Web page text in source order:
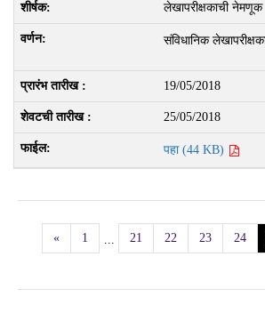
लेखापरीक्षकाची नेमणूक
संविधानिक
19/05/2018
25/05/2018
पहा (44 KB)
« 1 ... 21 22 23 24